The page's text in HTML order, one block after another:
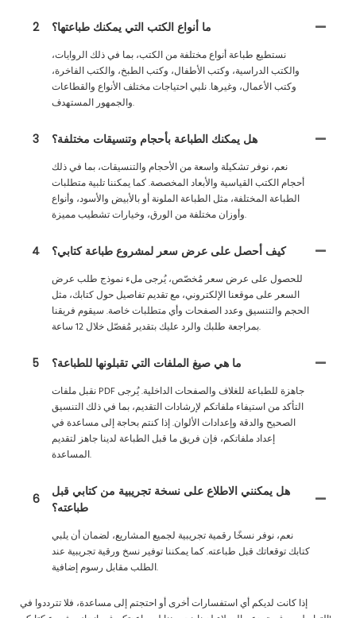
2
ما أنواع الكتب التي يمكنك طباعتها؟
نستطيع طباعة أنواع مختلفة من الكتب، بما في ذلك الروايات،
والكتب الدراسية، وكتب الأطفال، وكتب الطبخ، والكتب الفاخرة،
وكتب الأعمال، وغيرها. نلبي احتياجات مختلف الأنواع والقطاعات
والجمهور المستهدف.
3
هل يمكنك الطباعة بأحجام وتنسيقات مختلفة؟
نعم، نوفر تشكيلة واسعة من الأحجام والتنسيقات، بما في ذلك
أحجام الكتب القياسية والأبعاد المخصصة. كما يمكننا تلبية متطلبات
الطباعة المختلفة، مثل الطباعة الملونة أو بالأبيض والأسود، وأنواع
وأوزان مختلفة من الورق، وخيارات تشطيب مميزة.
4
كيف أحصل على عرض سعر لمشروع طباعة كتابي؟
للحصول على عرض سعر مُخصّص، يُرجى ملء نموذج طلب عرض
السعر على موقعنا الإلكتروني، مع تقديم تفاصيل حول كتابك، مثل
الحجم والتنسيق وعدد الصفحات وأي متطلبات خاصة. سيقوم فريقنا
بمراجعة طلبك والرد عليك بتقدير مُفصّل خلال 12 ساعة.
5
ما هي صيغ الملفات التي تقبلونها للطباعة؟
نقبل ملفات PDF جاهزة للطباعة للغلاف والصفحات الداخلية. يُرجى
التأكد من استيفاء ملفاتكم لإرشادات التقديم، بما في ذلك التنسيق
الصحيح والدقة وإعدادات الألوان. إذا كنتم بحاجة إلى مساعدة في
إعداد ملفاتكم، فإن فريق ما قبل الطباعة لدينا جاهز لتقديم
المساعدة.
6
هل يمكنني الاطلاع على نسخة تجريبية من كتابي قبل
طباعته؟
نعم، نوفر نسخًا رقمية تجريبية لجميع المشاريع، لضمان أن يلبي
كتابك توقعاتك قبل طباعته. كما يمكننا توفير نسخ ورقية تجريبية عند
الطلب مقابل رسوم إضافية.
إذا كانت لديكم أي استفسارات أخرى أو احتجتم إلى مساعدة، فلا تترددوا في